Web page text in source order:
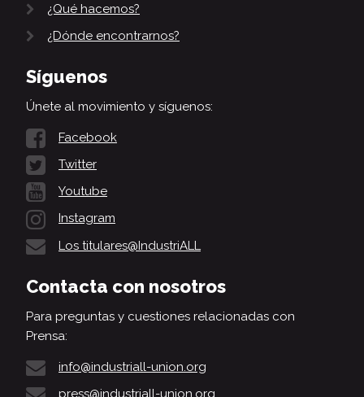
¿Qué hacemos?
¿Dónde encontrarnos?
Síguenos
Únete al movimiento y síguenos:
Facebook
Twitter
Youtube
Instagram
Los titulares@IndustriALL
Contacta con nosotros
Para preguntas y cuestiones relacionadas con
Prensa:
info@industriall-union.org
press@industriall-union.org